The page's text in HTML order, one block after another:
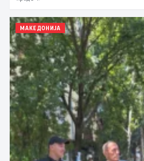
МАКЕДОНИЈА